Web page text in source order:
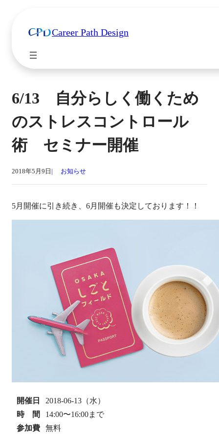
Career Path Design
6/13 自分らしく働くため
のストレスコントロール
術 セミナー開催
2018年5月9日 お知らせ
5月開催に引き続き、6月開催も決定しております！！
開催日
2018-06-13（水）
時 間
14:00〜16:00まで
参加費
無料